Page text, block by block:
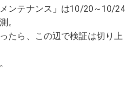
ンテナンス」は10/20～10/24
。
たら、この辺で検証は切り上